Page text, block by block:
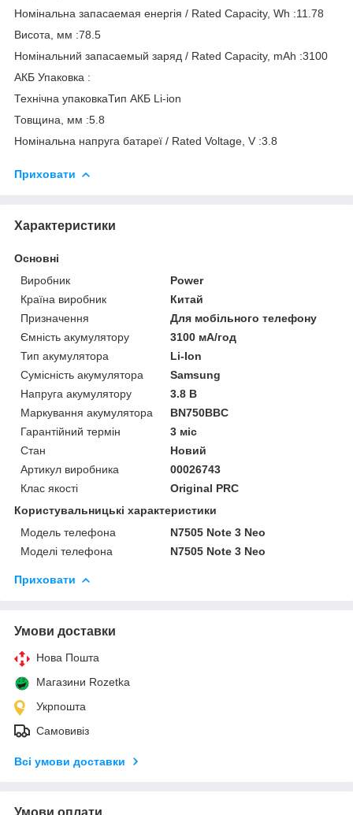
Номінальна запасаемая енергія / Rated Capacity, Wh :11.78
Висота, мм :78.5
Номінальний запасаемый заряд / Rated Capacity, mAh :3100
АКБ Упаковка :
Технічна упаковкаТип АКБ Li-ion
Товщина, мм :5.8
Номінальна напруга батареї / Rated Voltage, V :3.8
Приховати
Характеристики
Основні
Виробник
Power
Країна виробник
Китай
Призначення
Для мобільного телефону
Ємність акумулятору
3100 мА/год
Тип акумулятора
Li-Ion
Сумісність акумулятора
Samsung
Напруга акумулятору
3.8 В
Маркування акумулятора
BN750BBC
Гарантійний термін
3 міс
Стан
Новий
Артикул виробника
00026743
Клас якості
Original PRC
Користувальницькі характеристики
Модель телефона
N7505 Note 3 Neo
Моделі телефона
N7505 Note 3 Neo
Приховати
Умови доставки
Нова Пошта
Магазини Rozetka
Укрпошта
Самовивіз
Всі умови доставки
Умови оплати